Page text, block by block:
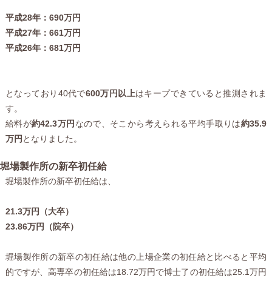
平成28年：690万円
平成27年：661万円
平成26年：681万円
となっており40代で600万円以上はキープできていると推測されま
す。
給料が約42.3万円 なので、そこから考えられる平均手取りは約35.9
万円 となりました。
堀場製作所の新卒初任給
堀場製作所の新卒初任給は、
21.3万円（大卒）
23.86万円（院卒）
堀場製作所の新卒の初任給は他の上場企業の初任給と比べると平均
的ですが、高専卒の初任給は18.72万円で博士了の初任給は25.1万円